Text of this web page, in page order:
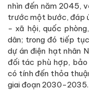
nhìn đến năm 2045,
trước một bước, đáp
- xã hội, quốc
dân; trong đó tiếp
dự án điện hạt nhân
đối tác phù hợp,
có tính đến thỏa
giai đoạn 2030-2035.